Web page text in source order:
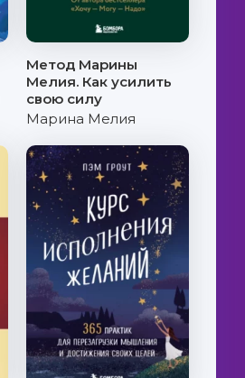
Метод Марины
Мелия. Как усилить
свою силу
Марина Мелия